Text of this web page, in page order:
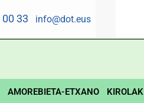
00 33 info@dot.eus
AMOREBIETA-ETXANO KIROLAK